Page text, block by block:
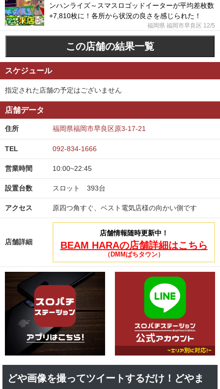
ンハンライズ～スマスロゴッドイーターが平均差枚数
+7,810枚に！各所から状況の良さを感じられた！
福岡県 福岡市早良区 12/5
この店舗の結果一覧
スケジュール
指定された店舗の予定はございません
店舗データ
住所 福岡県福岡市早良区原3-17-21
TEL 092-834-1666
営業時間 10:00~22:45
設置台数 スロット 393台
アクセス 原四つ角すぐ、ベスト電気店様の向かい側です
店舗詳細
店舗情報随時更新中！
BEAM HARAの店舗詳細はこちら
（DMMぱちタウン）
どや画像を撮ってツイートするだけ！どやま